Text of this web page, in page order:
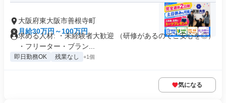
大阪府東大阪市善根寺町
月給30万円～100万円
求める人材: ・未経験者大歓迎 （研修があるのでご安心を◎）
・フリーター・ブラン...
即日勤務OK 残業なし +1個
気になる